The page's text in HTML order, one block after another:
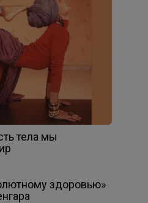
тела мы
здоровью»